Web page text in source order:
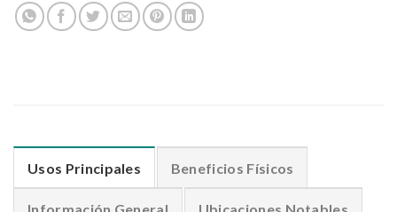
Usos Principales Beneficios Físicos